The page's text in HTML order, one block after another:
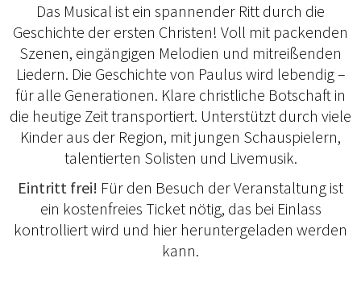
Das Musical ist ein spannender Ritt durch die
Geschichte der ersten Christen! Voll mit packenden
Szenen, eingängigen Melodien und mitreißenden
Liedern. Die Geschichte von Paulus wird lebendig –
für alle Generationen. Klare christliche Botschaft in
die heutige Zeit transportiert. Unterstützt durch viele
Kinder aus der Region, mit jungen Schauspielern,
talentierten Solisten und Livemusik.
Eintritt frei! Für den Besuch der Veranstaltung ist
ein kostenfreies Ticket nötig, das bei Einlass
kontrolliert wird und hier heruntergeladen werden
kann.